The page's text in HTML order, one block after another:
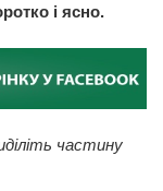
і ясно.
частину